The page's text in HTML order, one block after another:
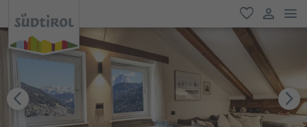
favoriti
user link